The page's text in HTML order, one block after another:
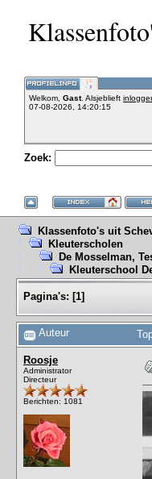
Welkom, Gast. Alsjeblieft
07-08-2026, 14:20:15
Zoek:
Klassenfoto's uit
Kleuterscholen
De Mosselman,
Kleuterschool
Pagina's: [1]
Auteur
Roosje
Administrator
Directeur
Berichten: 1081